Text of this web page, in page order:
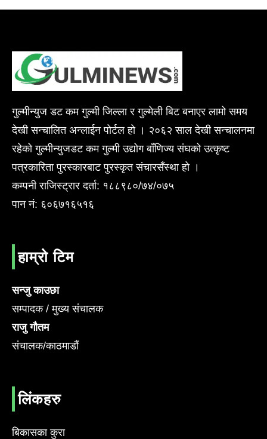
गुल्मीन्युज डट कम गुल्मी जिल्ला र गुल्मेली बिट बनाएर लामो समय
देखी सन्चालित अन्लाईन पोर्टल हो । २०६२ साल देखी सन्चालनमा
रहेको गुल्मीन्युजडट कम गुल्मी उद्योग बाँणिज्य संघको उत्कृष्ट
पत्रकारिता पुरस्कारबाट पुरस्कृत संचारसँस्था हो ।
कम्पनी राजिस्ट्रार दर्ता: १८८९८०/७४/०७५
पान नं: ६०६७१६५१६
हाम्रो टिम
सन्जु काउछा
सम्पादक / मुख्य संचालक
राजु गौतम
संचालक/काठमाडौं
लिंकहरु
बिकासका कुरा